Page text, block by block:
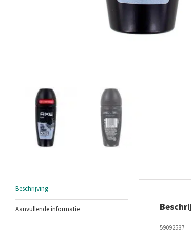
Beschrijving
Aanvullende informatie
59092537